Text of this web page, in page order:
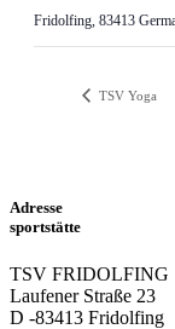
Fridolfing, 83413
TSV Yoga
Adresse
sportstätte
TSV FRIDOLFING
Laufener Straße 23
D -83413 Fridolfing